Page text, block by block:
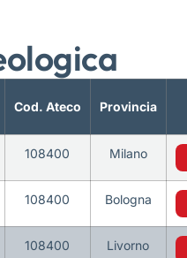
Cod. Ateco Provincia
108400 Milano
108400 Bologna
108400 Livorno